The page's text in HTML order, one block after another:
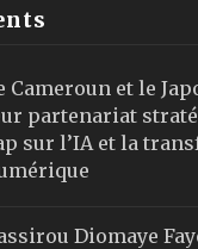
Cameroun et le
partenariat
sur l’IA et la
Diomaye